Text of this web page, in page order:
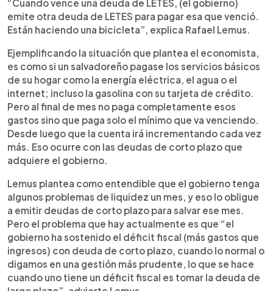
“Cuando vence una deuda de LETES, (el gobierno)
emite otra deuda de LETES para pagar esa que venció.
Están haciendo una bicicleta”, explica Rafael Lemus.
Ejemplificando la situación que plantea el economista,
es como si un salvadoreño pagase los servicios básicos
de su hogar como la energía eléctrica, el agua o el
internet; incluso la gasolina con su tarjeta de crédito.
Pero al final de mes no paga completamente esos
gastos sino que paga solo el mínimo que va venciendo.
Desde luego que la cuenta irá incrementando cada vez
más. Eso ocurre con las deudas de corto plazo que
adquiere el gobierno.
Lemus plantea como entendible que el gobierno tenga
algunos problemas de liquidez un mes, y eso lo obligue
a emitir deudas de corto plazo para salvar ese mes.
Pero el problema que hay actualmente es que “el
gobierno ha sostenido el déficit fiscal (más gastos que
ingresos) con deuda de corto plazo, cuando lo normal o
digamos en una gestión más prudente, lo que se hace
cuando uno tiene un déficit fiscal es tomar la deuda de